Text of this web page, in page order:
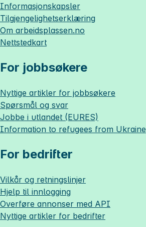
Informasjonskapsler
Tilgjengelighetserklæring
Om arbeidsplassen.no
Nettstedkart
For jobbsøkere
Nyttige artikler for jobbsøkere
Spørsmål og svar
Jobbe i utlandet (EURES)
Information to refugees from Ukraine
For bedrifter
Vilkår og retningslinjer
Hjelp til innlogging
Overføre annonser med API
Nyttige artikler for bedrifter